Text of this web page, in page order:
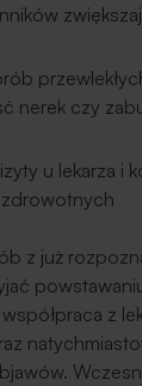
nerek czy
u lekarza i
z już
z